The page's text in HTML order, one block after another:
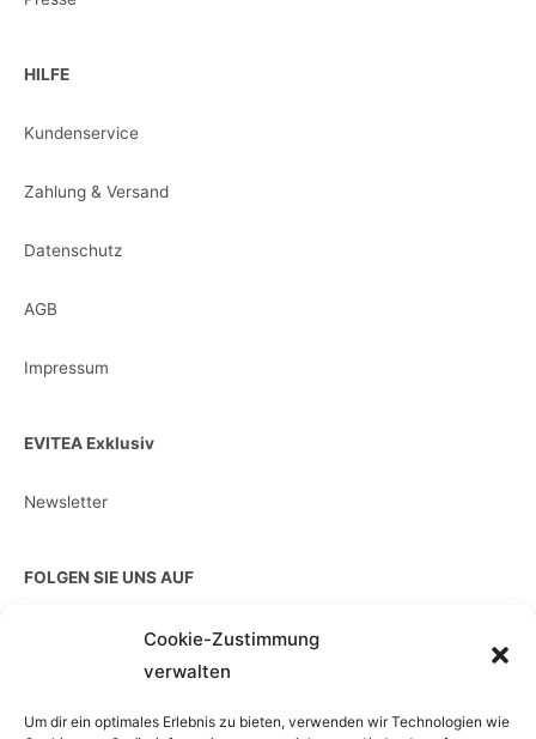
Cookie-Zustimmung
verwalten
Um dir ein optimales Erlebnis zu bieten, verwenden wir Technologien wie
HILFE
Kundenservice
Zahlung & Versand
Datenschutz
AGB
Impressum
EVITEA Exklusiv
Newsletter
FOLGEN SIE UNS AUF